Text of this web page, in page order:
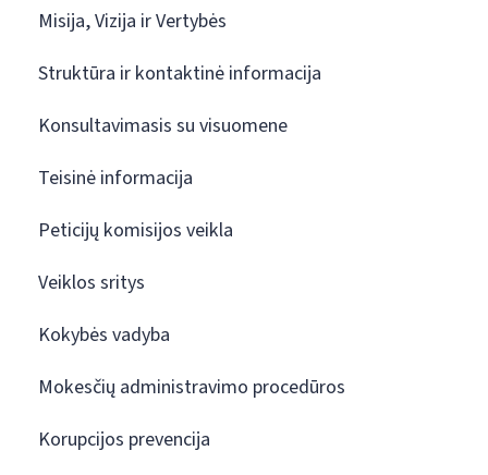
Misija, Vizija ir Vertybės
Struktūra ir kontaktinė informacija
Konsultavimasis su visuomene
Teisinė informacija
Peticijų komisijos veikla
Veiklos sritys
Kokybės vadyba
Mokesčių administravimo procedūros
Korupcijos prevencija